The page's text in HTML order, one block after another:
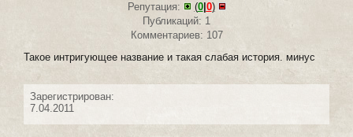
Репутация:
(0| 0)
Публикаций: 1
Комментариев: 107
Такое интригующее название и такая слабая история. минус
Зарегистрирован:
7.04.2011